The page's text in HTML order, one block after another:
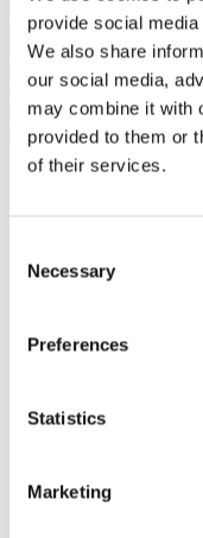
provide social
We also share
our social media,
may combine it with
provided to them or
of their services.
Selection
Necessary
Preferences
Statistics
Marketing